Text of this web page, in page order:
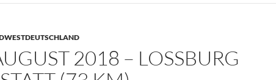
2018 – LOSSBURG –